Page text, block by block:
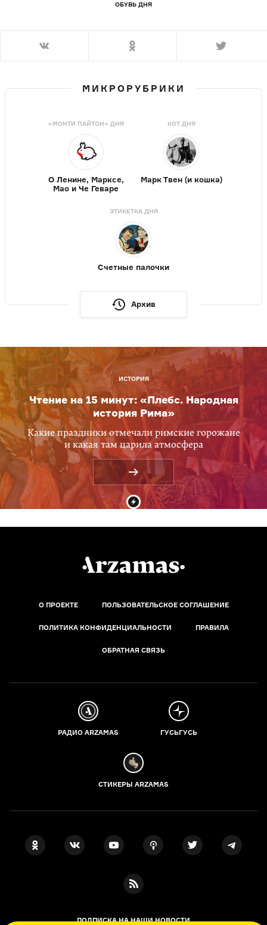
ОБУВЬ ДНЯ
МИКРОРУБРИКИ
«МОНТИ ПАЙТОН» ДНЯ
О Ленине, Марксе,
Мао и Че Геваре
КОТ ДНЯ
Марк Твен (и кошка)
ЭТИКЕТКА ДНЯ
Счетные палочки
Архив
ИСТОРИЯ
Чтение на 15 минут: «Плебс. Народная
история Рима»
Какие праздники отмечали римские горожане
и какая там царила атмосфера
О ПРОЕКТЕ ПОЛЬЗОВАТЕЛЬСКОЕ СОГЛАШЕНИЕ
ПОЛИТИКА КОНФИДЕНЦИАЛЬНОСТИ ПРАВИЛА
ОБРАТНАЯ СВЯЗЬ
РАДИО ARZAMAS ГУСЬГУСЬ
СТИКЕРЫ ARZAMAS
ПОДПИСКА НА НАШИ НОВОСТИ